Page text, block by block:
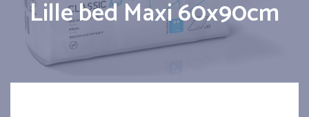
Lille bed Maxi 60x90cm